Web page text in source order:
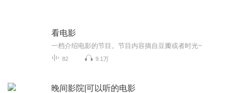
看电影
一档介绍电影的节目。节目内容摘自豆瓣或者时光~
82 9.1万
晚间影院|可以听的电影